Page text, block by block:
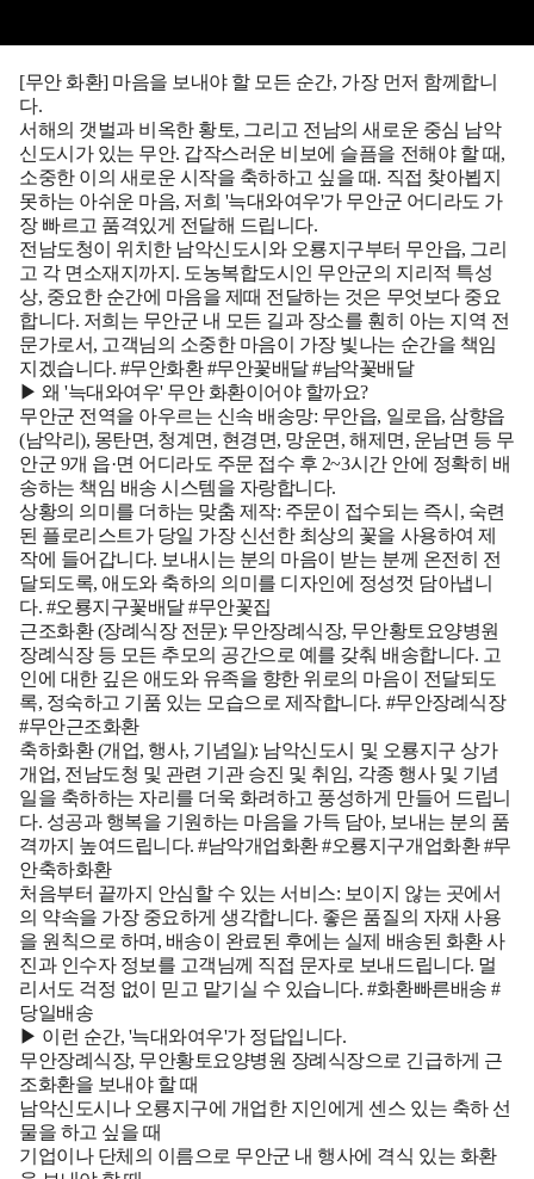
[무안 화환] 마음을 보내야 할 모든 순간, 가장 먼저 함께합니
다.
서해의 갯벌과 비옥한 황토, 그리고 전남의 새로운 중심 남악
신도시가 있는 무안. 갑작스러운 비보에 슬픔을 전해야 할 때,
소중한 이의 새로운 시작을 축하하고 싶을 때. 직접 찾아뵙지
못하는 아쉬운 마음, 저희 '늑대와여우'가 무안군 어디라도 가
장 빠르고 품격있게 전달해 드립니다.
전남도청이 위치한 남악신도시와 오룡지구부터 무안읍, 그리
고 각 면소재지까지. 도농복합도시인 무안군의 지리적 특성
상, 중요한 순간에 마음을 제때 전달하는 것은 무엇보다 중요
합니다. 저희는 무안군 내 모든 길과 장소를 훤히 아는 지역 전
문가로서, 고객님의 소중한 마음이 가장 빛나는 순간을 책임
지겠습니다. #무안화환 #무안꽃배달 #남악꽃배달
▶ 왜 '늑대와여우' 무안 화환이어야 할까요?
무안군 전역을 아우르는 신속 배송망: 무안읍, 일로읍, 삼향읍
(남악리), 몽탄면, 청계면, 현경면, 망운면, 해제면, 운남면 등 무
안군 9개 읍·면 어디라도 주문 접수 후 2~3시간 안에 정확히 배
송하는 책임 배송 시스템을 자랑합니다.
상황의 의미를 더하는 맞춤 제작: 주문이 접수되는 즉시, 숙련
된 플로리스트가 당일 가장 신선한 최상의 꽃을 사용하여 제
작에 들어갑니다. 보내시는 분의 마음이 받는 분께 온전히 전
달되도록, 애도와 축하의 의미를 디자인에 정성껏 담아냅니
다. #오룡지구꽃배달 #무안꽃집
근조화환 (장례식장 전문): 무안장례식장, 무안황토요양병원
장례식장 등 모든 추모의 공간으로 예를 갖춰 배송합니다. 고
인에 대한 깊은 애도와 유족을 향한 위로의 마음이 전달되도
록, 정숙하고 기품 있는 모습으로 제작합니다. #무안장례식장
#무안근조화환
축하화환 (개업, 행사, 기념일): 남악신도시 및 오룡지구 상가
개업, 전남도청 및 관련 기관 승진 및 취임, 각종 행사 및 기념
일을 축하하는 자리를 더욱 화려하고 풍성하게 만들어 드립니
다. 성공과 행복을 기원하는 마음을 가득 담아, 보내는 분의 품
격까지 높여드립니다. #남악개업화환 #오룡지구개업화환 #무
안축하화환
처음부터 끝까지 안심할 수 있는 서비스: 보이지 않는 곳에서
의 약속을 가장 중요하게 생각합니다. 좋은 품질의 자재 사용
을 원칙으로 하며, 배송이 완료된 후에는 실제 배송된 화환 사
진과 인수자 정보를 고객님께 직접 문자로 보내드립니다. 멀
리서도 걱정 없이 믿고 맡기실 수 있습니다. #화환빠른배송 #
당일배송
▶ 이런 순간, '늑대와여우'가 정답입니다.
무안장례식장, 무안황토요양병원 장례식장으로 긴급하게 근
조화환을 보내야 할 때
남악신도시나 오룡지구에 개업한 지인에게 센스 있는 축하 선
물을 하고 싶을 때
기업이나 단체의 이름으로 무안군 내 행사에 격식 있는 화환